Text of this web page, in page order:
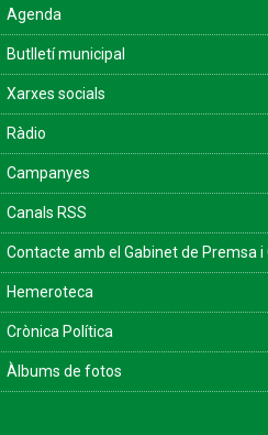
Agenda
Butlletí municipal
Xarxes socials
Ràdio
Campanyes
Canals RSS
Contacte amb el Gabinet de Premsa i
Hemeroteca
Crònica Política
Àlbums de fotos